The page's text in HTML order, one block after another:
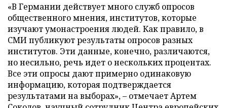
«В Германии действует много служб опросов
общественного мнения, институтов, которые
изучают умонастроения людей. Как правило, в
СМИ публикуют результаты опросов разных
институтов. Эти данные, конечно, различаются,
но несильно, речь идет о нескольких процентах.
Все эти опросы дают примерно одинаковую
информацию, которая подтверждается
результатами на выборах», – отмечает Артем